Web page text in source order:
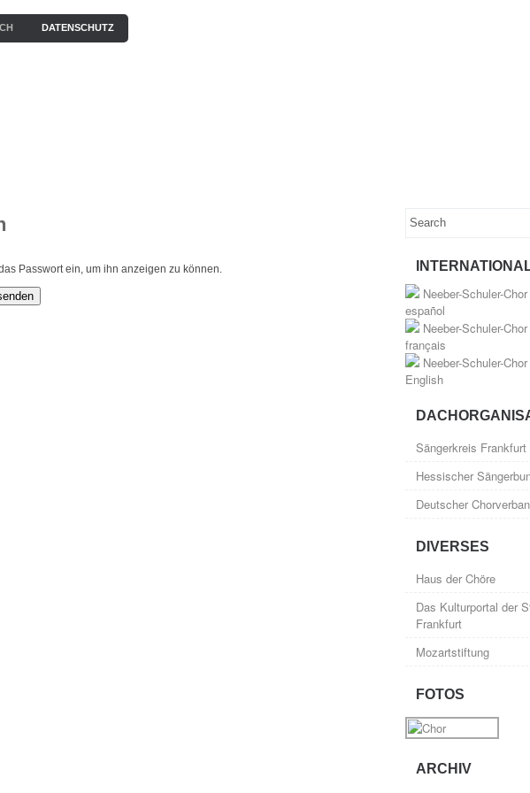
DATENSCHUTZ
Passwort ein, um ihn anzeigen zu können.
Neeber-Schuler-
español
Neeber-Schuler-
français
Neeber-Schuler-
English
Sängerkreis Frankfurt
Hessischer
Deutscher
DIVERSES
Haus der Chöre
Das Kulturportal der
Frankfurt
Mozartstiftung
FOTOS
ARCHIV